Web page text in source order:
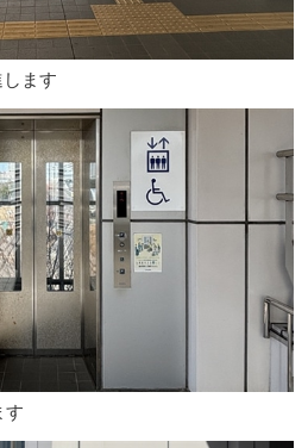
ます
す